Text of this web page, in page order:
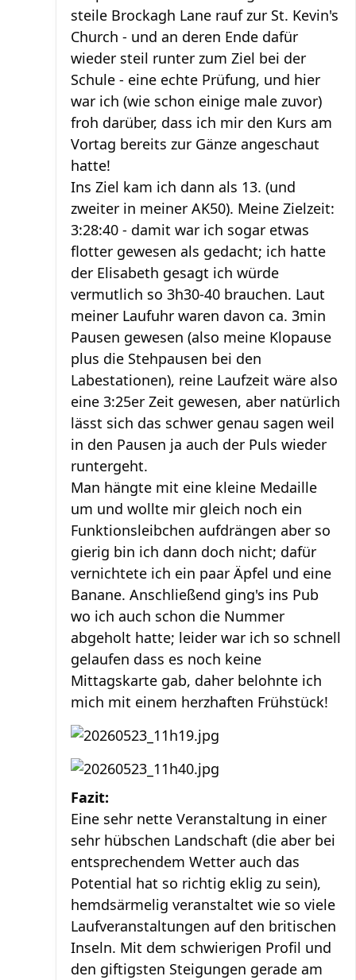
steile Brockagh Lane rauf zur St. Kevin's
Church - und an deren Ende dafür
wieder steil runter zum Ziel bei der
Schule - eine echte Prüfung, und hier
war ich (wie schon einige male zuvor)
froh darüber, dass ich mir den Kurs am
Vortag bereits zur Gänze angeschaut
hatte!
Ins Ziel kam ich dann als 13. (und
zweiter in meiner AK50). Meine Zielzeit:
3:28:40 - damit war ich sogar etwas
flotter gewesen als gedacht; ich hatte
der Elisabeth gesagt ich würde
vermutlich so 3h30-40 brauchen. Laut
meiner Laufuhr waren davon ca. 3min
Pausen gewesen (also meine Klopause
plus die Stehpausen bei den
Labestationen), reine Laufzeit wäre also
eine 3:25er Zeit gewesen, aber natürlich
lässt sich das schwer genau sagen weil
in den Pausen ja auch der Puls wieder
runtergeht.
Man hängte mit eine kleine Medaille
um und wollte mir gleich noch ein
Funktionsleibchen aufdrängen aber so
gierig bin ich dann doch nicht; dafür
vernichtete ich ein paar Äpfel und eine
Banane. Anschließend ging's ins Pub
wo ich auch schon die Nummer
abgeholt hatte; leider war ich so schnell
gelaufen dass es noch keine
Mittagskarte gab, daher belohnte ich
mich mit einem herzhaften Frühstück!
Fazit:
Eine sehr nette Veranstaltung in einer
sehr hübschen Landschaft (die aber bei
entsprechendem Wetter auch das
Potential hat so richtig eklig zu sein),
hemdsärmelig veranstaltet wie so viele
Laufveranstaltungen auf den britischen
Inseln. Mit dem schwierigen Profil und
den giftigsten Steigungen gerade am